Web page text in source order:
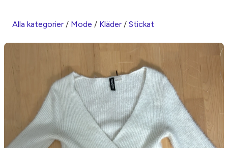
Alla kategorier / Mode / Kläder / Stickat